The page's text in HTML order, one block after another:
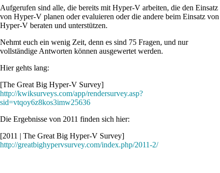
Aufgerufen sind alle, die bereits mit Hyper-V arbeiten, die den Einsatz
von Hyper-V planen oder evaluieren oder die andere beim Einsatz von
Hyper-V beraten und unterstützen.
Nehmt euch ein wenig Zeit, denn es sind 75 Fragen, und nur
vollständige Antworten können ausgewertet werden.
Hier gehts lang:
[The Great Big Hyper-V Survey]
http://kwiksurveys.com/app/rendersurvey.asp?
sid=vtqoy6z8kos3imw25636
Die Ergebnisse von 2011 finden sich hier:
[2011 | The Great Big Hyper-V Survey]
http://greatbighypervsurvey.com/index.php/2011-2/